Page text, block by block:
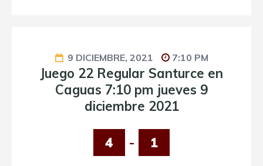
9 DICIEMBRE, 2021 7:10 PM
Juego 22 Regular Santurce en
Caguas 7:10 pm jueves 9
diciembre 2021
4 - 1